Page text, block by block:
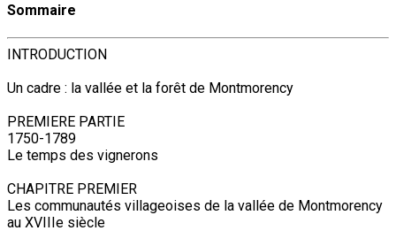
Sommaire
INTRODUCTION
Un cadre : la vallée et la forêt de Montmorency
PREMIERE PARTIE
1750-1789
Le temps des vignerons
CHAPITRE PREMIER
Les communautés villageoises de la vallée de Montmorency
au XVIIIe siècle